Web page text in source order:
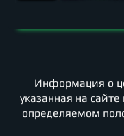
Информация о
указанная на
определяемом